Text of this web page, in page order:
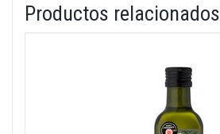
Productos relacionados